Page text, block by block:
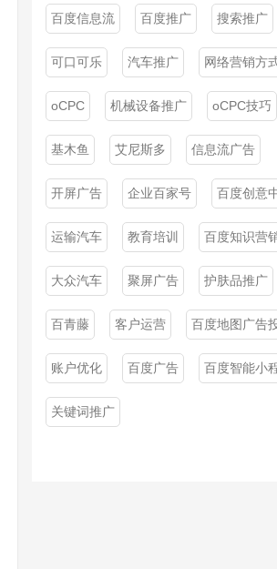
百度信息流 百度推广 搜索推广
可口可乐 汽车推广 网络营销方
oCPC 机械设备推广 oCPC技巧
基木鱼 艾尼斯多 信息流广告
开屏广告 企业百家号 百度创意
运输汽车 教育培训 百度知识营
大众汽车 聚屏广告 护肤品推广
百青藤 客户运营 百度地图广告
账户优化 百度广告 百度智能小
关键词推广